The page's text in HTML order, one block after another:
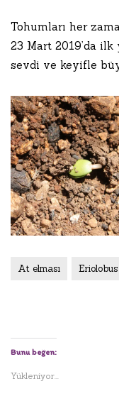
Tohumları her
23 Mart 2019’da ilk
sevdi ve keyifle
At elması
Bunu beğen:
Yükleniyor...